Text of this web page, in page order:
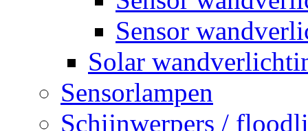
Sensor
Solar
Sensorlampen
Schijnwerpers /